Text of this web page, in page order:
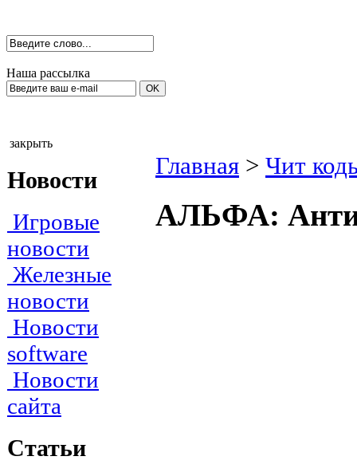
Наша рассылка
закрыть
Новости
Игровые
новости
Железные
новости
Новости
software
Новости
сайта
Статьи
Главная > Чит
АЛЬФА: